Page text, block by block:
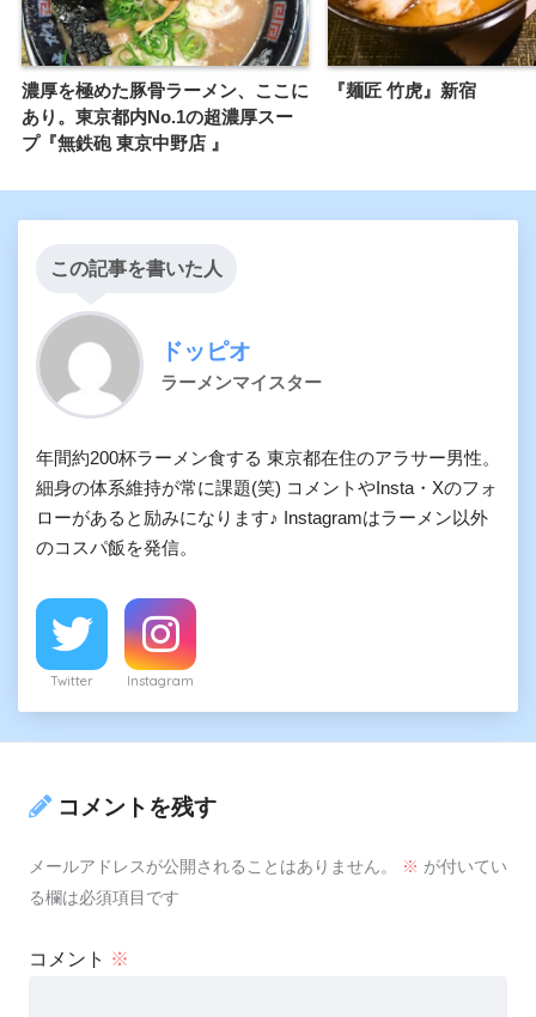
濃厚を極めた豚骨ラーメン、ここに
あり。東京都内No.1の超濃厚スー
プ『無鉄砲 東京中野店 』
『麺匠 竹虎』新宿
この記事を書いた人
ドッピオ
ラーメンマイスター
年間約200杯ラーメン食する 東京都在住のアラサー男性。
細身の体系維持が常に課題(笑) コメントやInsta・Xのフォ
ローがあると励みになります♪ Instagramはラーメン以外
のコスパ飯を発信。
Twitter Instagram
コメントを残す
メールアドレスが公開されることはありません。 ※ が付いてい
る欄は必須項目です
コメント ※